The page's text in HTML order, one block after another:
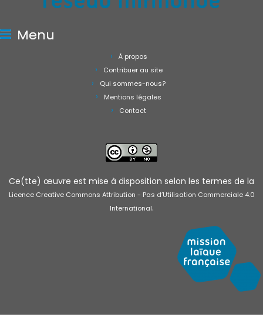
Menu
À propos
Contribuer au site
Qui sommes-nous?
Mentions légales
Contact
Ce(tte) œuvre est mise à disposition selon les termes de la
Licence Creative Commons Attribution - Pas d’Utilisation Commerciale 4.0
International.